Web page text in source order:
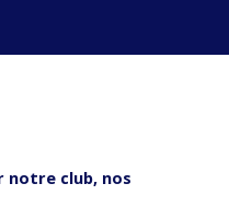
notre club, nos